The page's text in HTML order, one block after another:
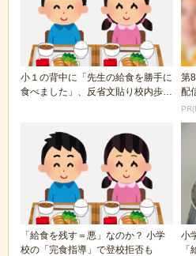
小１の背中に「先生の給食を勝手に
食べました」、反省文貼り校内歩か
第
配
「給食を残す＝悪」なのか？ 小学
校の「完食指導」で登校拒否も
小